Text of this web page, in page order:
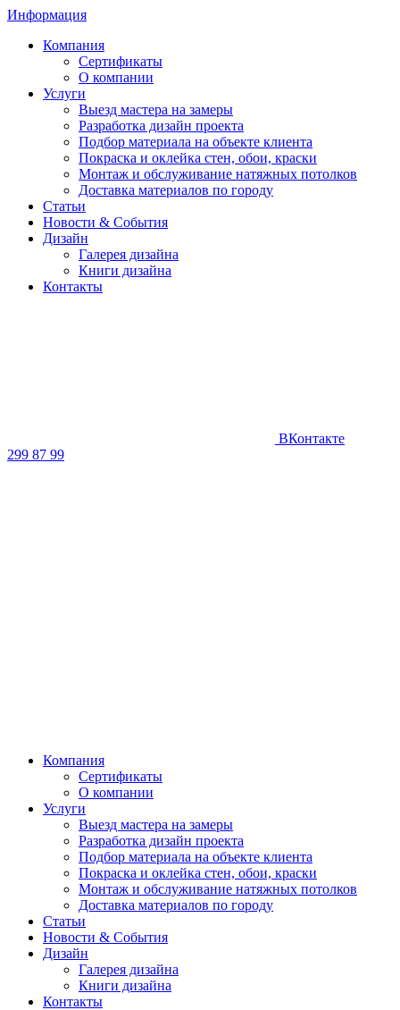
Информация
Компания
Сертификаты
О компании
Услуги
Выезд мастера на замеры
Разработка дизайн проекта
Подбор материала на объекте клиента
Покраска и оклейка стен, обои, краски
Монтаж и обслуживание натяжных потолков
Доставка материалов по городу
Статьи
Новости & События
Дизайн
Галерея дизайна
Книги дизайна
Контакты
ВКонтакте
299 87 99
Компания
Сертификаты
О компании
Услуги
Выезд мастера на замеры
Разработка дизайн проекта
Подбор материала на объекте клиента
Покраска и оклейка стен, обои, краски
Монтаж и обслуживание натяжных потолков
Доставка материалов по городу
Статьи
Новости & События
Дизайн
Галерея дизайна
Книги дизайна
Контакты